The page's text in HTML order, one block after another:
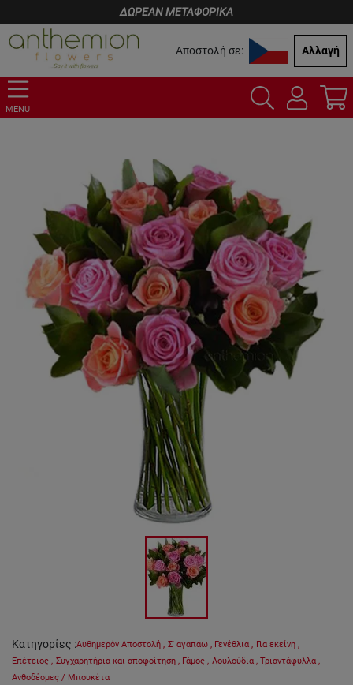
ΔΩΡΕΑΝ ΜΕΤΑΦΟΡΙΚΑ
Αποστολή σε: Αλλαγή
MENU
Κατηγορίες :Αυθημερόν Αποστολή , Σ' αγαπάω , Γενέθλια , Για εκείνη ,
Επέτειος , Συγχαρητήρια και αποφοίτηση , Γάμος , Λουλούδια , Τριαντάφυλλα ,
Ανθοδέσμες / Μπουκέτα